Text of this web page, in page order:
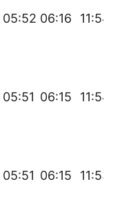
05:52 06:16 11:54
05:51 06:15 11:54
05:51 06:15 11:53